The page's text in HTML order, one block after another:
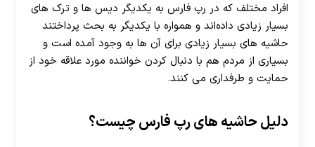
افراد مختلف که در رپ فارس به یکدیگر دیس ها و ترک های
بسیار زیادی داده‌اند و همواره با یکدیگر به بحث پرداختند
حاشیه های بسیار زیادی برای آن ها به وجود آمده است و
بسیاری از مردم هم با دنبال کردن خواننده مورد علاقه خود از
حمایت و طرفداری می کنند.
دلیل حاشیه های رپ فارس چیست؟